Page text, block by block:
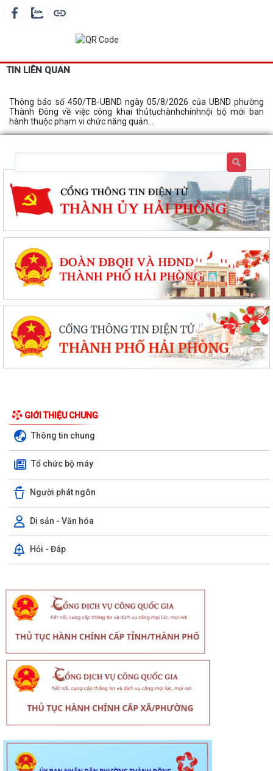
TIN LIÊN QUAN
Thông báo số 450/TB-UBND ngày 05/8/2026 của UBND phường
Thành Đông về việc công khai thủtụchànhchínhnội bộ mới ban
hành thuộc phạm vi chức năng quản...
GIỚI THIỆU CHUNG
Thông tin chung
Tổ chức bộ máy
Người phát ngôn
Di sản - Văn hóa
Hỏi - Đáp